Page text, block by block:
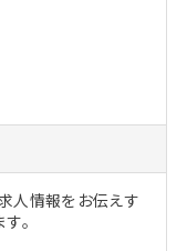
人情報をお伝えす
。